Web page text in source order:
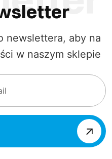
newslettera, aby na
w naszym sklepie